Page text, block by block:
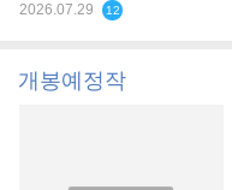
2026.07.29 12
개봉예정작